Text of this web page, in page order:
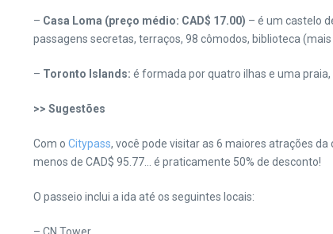
– Casa Loma (preço médio: CAD$ 17.00) – é um castelo
passagens secretas, terraços, 98 cômodos, biblioteca
– Toronto Islands: é formada por quatro ilhas e uma
>> Sugestões
Com o Citypass, você pode visitar as 6 maiores atrações
menos de CAD$ 95.77… é praticamente 50% de desconto!
O passeio inclui a ida até os seguintes locais: